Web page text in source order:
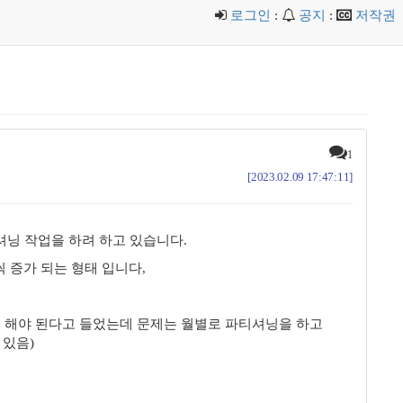
로그인 : 공지 : 저작권
1
[2023.02.09 17:47:11]
작업을 하려 하고 있습니다.
증가 되는 형태 입니다,
야 된다고 들었는데 문제는 월별로 파티셔닝을 하고
있음)